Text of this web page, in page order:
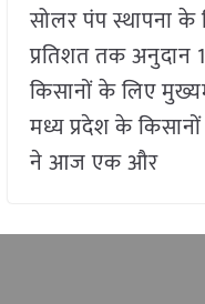
सोलर पंप स्थापना के
प्रतिशत तक अनुदान
किसानों के लिए
मध्य प्रदेश के
ने आज एक और